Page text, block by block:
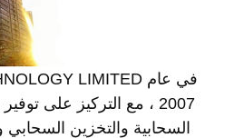
2007 ، مع التركيز على
السحابية والتخزين السحابي